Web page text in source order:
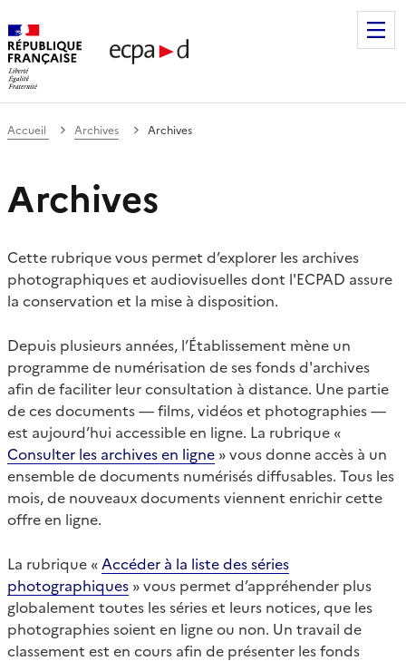
de communication et de production
Accueil Archives Archives
Archives
Cette rubrique vous permet d’explorer les archives
photographiques et audiovisuelles dont l'ECPAD assure
la conservation et la mise à disposition.
Depuis plusieurs années, l’Établissement mène un
programme de numérisation de ses fonds d'archives
afin de faciliter leur consultation à distance. Une partie
de ces documents — films, vidéos et photographies —
est aujourd’hui accessible en ligne. La rubrique «
Consulter les archives en ligne » vous donne accès à un
ensemble de documents numérisés diffusables. Tous les
mois, de nouveaux documents viennent enrichir cette
offre en ligne.
La rubrique « Accéder à la liste des séries
photographiques » vous permet d’appréhender plus
globalement toutes les séries et leurs notices, que les
photographies soient en ligne ou non. Un travail de
classement est en cours afin de présenter les fonds